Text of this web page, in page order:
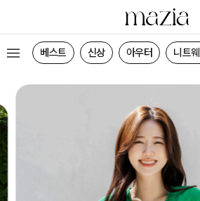
베스트 신상 아우터 니트